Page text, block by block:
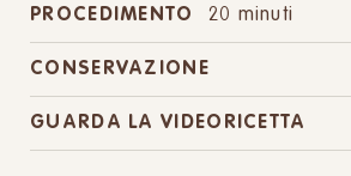
PROCEDIMENTO 20 minuti
CONSERVAZIONE
GUARDA LA VIDEORICETTA